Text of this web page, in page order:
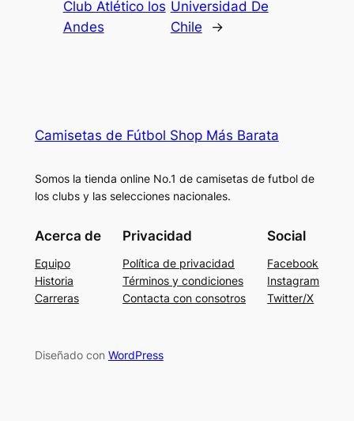
Club Atlético los
Andes
Universidad De
Chile
→
Camisetas de Fútbol Shop Más Barata
Somos la tienda online No.1 de camisetas de futbol de
los clubs y las selecciones nacionales.
Acerca de
Equipo
Historia
Carreras
Privacidad
Política de privacidad
Términos y condiciones
Contacta con consotros
Social
Facebook
Instagram
Twitter/X
Diseñado con WordPress